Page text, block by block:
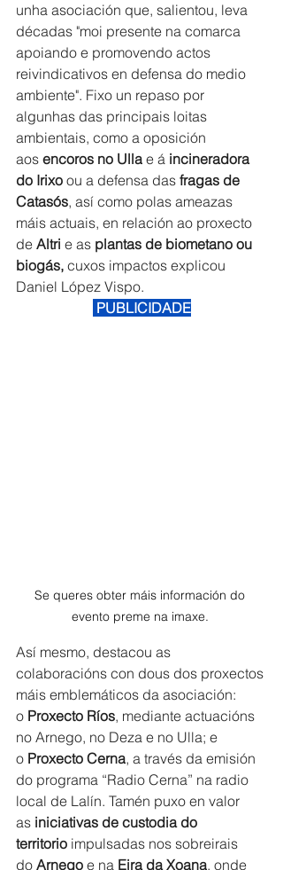
unha asociación que, salientou, leva
décadas "moi presente na comarca
apoiando e promovendo actos
reivindicativos en defensa do medio
ambiente". Fixo un repaso por
algunhas das principais loitas
ambientais, como a oposición
aos encoros no Ulla e á incineradora
do Irixo ou a defensa das fragas de
Catasós, así como polas ameazas
máis actuais, en relación ao proxecto
de Altri e as plantas de biometano ou
biogás, cuxos impactos explicou
Daniel López Vispo.
PUBLICIDADE
Se queres obter máis información do
evento preme na imaxe.
Así mesmo, destacou as
colaboracións con dous dos proxectos
máis emblemáticos da asociación:
o Proxecto Ríos, mediante actuacións
no Arnego, no Deza e no Ulla; e
o Proxecto Cerna, a través da emisión
do programa “Radio Cerna” na radio
local de Lalín. Tamén puxo en valor
as iniciativas de custodia do
territorio impulsadas nos sobreirais
do Arnego e na Eira da Xoana, onde